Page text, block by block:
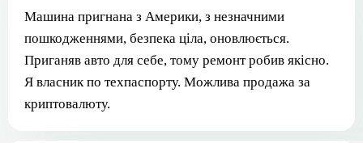
Машина пригнана з Америки, з незначними
пошкодженнями, безпека ціла, оновлюється.
Приганяв авто для себе, тому ремонт робив якісно.
Я власник по техпаспорту. Можлива продажа за
криптовалюту.